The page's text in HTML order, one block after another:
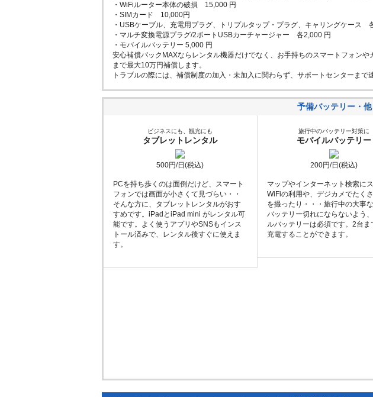
・WiFiルーター本体の破損 15,000 円
・SIMカード 10,000円
・USBケーブル、充電用プラグ、トリプルタップ・プラグ、キャリングケース
・マルチ変換電源プラグ/2ポートUSBカーチャージャー 各2,000 円
・モバイルバッテリー 5,000 円
安心補償パックMAXならレンタル機器だけでなく、お手持ちのスマートフォン
まで最大10万円補償します。
トラブルの際には、補償制度の加入・未加入に関わらず、サポートセンターまで
予備バッテリー・他
ビジネスにも、観光にも
タブレットレンタル
500円/日(税込)
PCを持ち歩くのは面倒だけど、スマート
フォンでは画面が小さくて見づらい・・
そんな方に、タブレットレンタルがおす
すめです。iPadとiPad mini がレンタル可
能です。よく使うアプリやSNSもインス
トール済みで、レンタル後すぐに使えま
す。
旅行中のバッテリー対策に
モバイルバッテリー
200円/日(税込)
マップやインターネット検索に
WiFiの利用や、デジカメでたく
を撮ったり・・・旅行中の大事
バッテリー切れにならないよう
ルバッテリーは必須です。2台ま
充電することができます。